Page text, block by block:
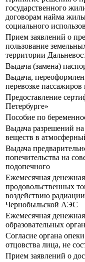
государственного
договорам найма
социального
Прием заявлений о
пользование
территории
Выдача (замена)
Выдача,
перевозке
Предоставление
Петербурге»
Пособие по
Выдача разрешений
веществ в
Выдача
попечительства на
подопечного
Ежемесячная
продовольственных
воздействию
Чернобыльской АЭС
Ежемесячная
образовательных
Согласие органа
отцовства лица, не
Прием заявлений о